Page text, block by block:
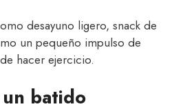
desayuno ligero, snack de
un pequeño impulso de
hacer ejercicio.
batido